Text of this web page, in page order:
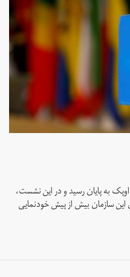
نخستین هفته‌ دسامبر ۲۰۱۹ با نشست ۱۷۷ اوپک به پایان رسید و در این نشست،
سازمان بیش از پیش خودنمایی